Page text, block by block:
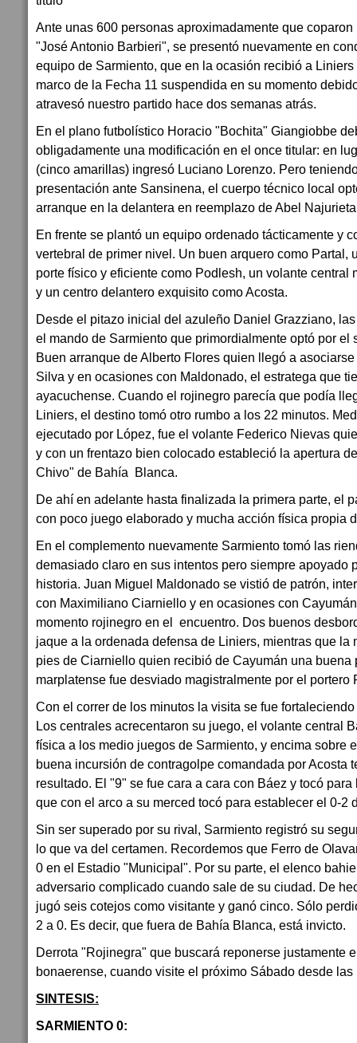
Ante unas 600 personas aproximadamente que
"José Antonio Barbieri", se presentó nuevamente en
equipo de Sarmiento, que en la ocasión recibió a
marco de la Fecha 11 suspendida en su momento
atravesó nuestro partido hace dos semanas atrás.
En el plano futbolístico Horacio "Bochita" Giangiobbe
obligadamente una modificación en el once titular: en
(cinco amarillas) ingresó Luciano Lorenzo. Pero
presentación ante Sansinena, el cuerpo técnico local
arranque en la delantera en reemplazo de Abel
En frente se plantó un equipo ordenado tácticamente y
vertebral de primer nivel. Un buen arquero como Partal,
porte físico y eficiente como Podlesh, un volante central
y un centro delantero exquisito como Acosta.
Desde el pitazo inicial del azuleño Daniel Grazziano,
el mando de Sarmiento que primordialmente optó por el
Buen arranque de Alberto Flores quien llegó a
Silva y en ocasiones con Maldonado, el estratega que
ayacuchense. Cuando el rojinegro parecía que podía
Liniers, el destino tomó otro rumbo a los 22 minutos.
ejecutado por López, fue el volante Federico Nievas
y con un frentazo bien colocado estableció la apertura
Chivo" de Bahía Blanca.
De ahí en adelante hasta finalizada la primera parte, el
con poco juego elaborado y mucha acción física propia
En el complemento nuevamente Sarmiento tomó las
demasiado claro en sus intentos pero siempre apoyado
historia. Juan Miguel Maldonado se vistió de patrón,
con Maximiliano Ciarniello y en ocasiones con
momento rojinegro en el encuentro. Dos buenos
jaque a la ordenada defensa de Liniers, mientras que la
pies de Ciarniello quien recibió de Cayumán una buena
marplatense fue desviado magistralmente por el portero
Con el correr de los minutos la visita se fue
Los centrales acrecentaron su juego, el volante central
física a los medio juegos de Sarmiento, y encima sobre
buena incursión de contragolpe comandada por Acosta
resultado. El "9" se fue cara a cara con Báez y tocó
que con el arco a su merced tocó para establecer el 0-2
Sin ser superado por su rival, Sarmiento registró su
lo que va del certamen. Recordemos que Ferro de
0 en el Estadio "Municipal". Por su parte, el elenco
adversario complicado cuando sale de su ciudad. De
jugó seis cotejos como visitante y ganó cinco. Sólo
2 a 0. Es decir, que fuera de Bahía Blanca, está invicto.
Derrota "Rojinegra" que buscará reponerse justamente
bonaerense, cuando visite el próximo Sábado desde
SINTESIS:
SARMIENTO 0: